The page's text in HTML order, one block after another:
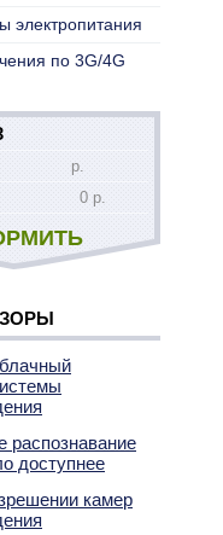
электропитания
по 3G/4G
р.
0 р.
распознавание
доступнее
камер